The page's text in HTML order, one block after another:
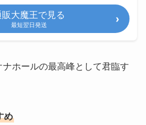
販大魔王で見る
最短翌日発送
ナホールの最高峰として君臨す
め